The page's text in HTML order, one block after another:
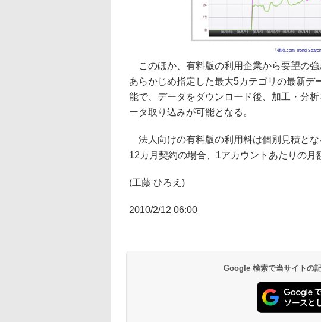
「価格.com Trend
このほか、有料版の利用企業から要望の強
あらかじめ指定した最大5カテゴリの最新デ
能で、データをダウンロード後、加工・分
ータ取り込みが可能となる。
法人向けの有料版の利用料は個別見積と
12カ月契約の場合、1アカウントあたりの月
(工藤 ひろえ)
2010/2/12 06:00
Google 検索で当サイトの